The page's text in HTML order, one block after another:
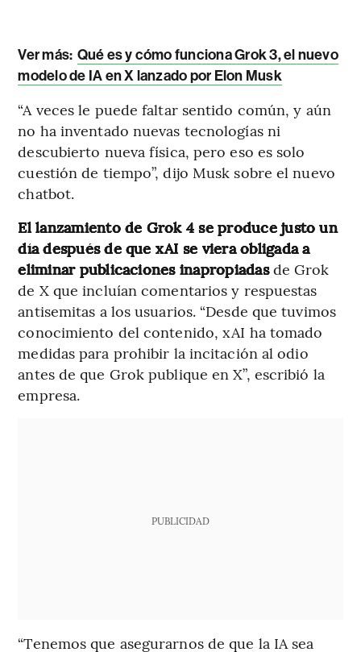
Ver más: Qué es y cómo funciona Grok 3, el nuevo
modelo de IA en X lanzado por Elon Musk
“A veces le puede faltar sentido común, y aún
no ha inventado nuevas tecnologías ni
descubierto nueva física, pero eso es solo
cuestión de tiempo”, dijo Musk sobre el nuevo
chatbot.
El lanzamiento de Grok 4 se produce justo un
día después de que xAI se viera obligada a
eliminar publicaciones inapropiadasde Grok
de X que incluían comentarios y respuestas
antisemitas a los usuarios. “Desde que tuvimos
conocimiento del contenido, xAI ha tomado
medidas para prohibir la incitación al odio
antes de que Grok publique en X”, escribió la
empresa.
PUBLICIDAD
“Tenemos que asegurarnos de que la IA sea